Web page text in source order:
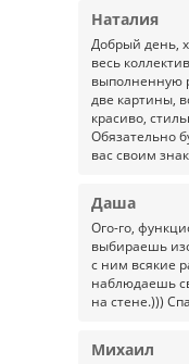
Наталия
Добрый день,
весь
выполненную
две картины,
красиво,
Обязательно
вас своим
Даша
Ого-го,
выбираешь
с ним всякие
наблюдаешь
на стене.)))
Михаил